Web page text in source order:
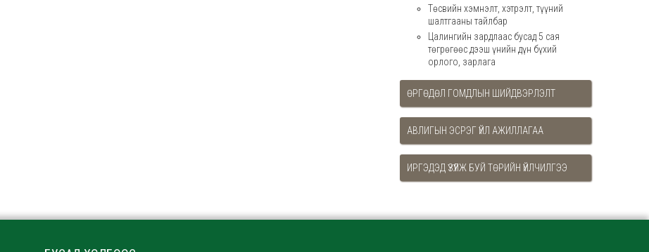
Төсвийн хэмнэлт, хэтрэлт, түүний
шалтгааны тайлбар
Цалингийн зардлаас бусад 5 сая
төгрөгөөс дээш үнийн дүн бүхий
орлого, зарлага
ӨРГӨДӨЛ ГОМДЛЫН ШИЙДВЭРЛЭЛТ
АВЛИГЫН ЭСРЭГ ҮЙЛ АЖИЛЛАГАА
ИРГЭДЭД ҮЗҮҮЛЖ БУЙ ТӨРИЙН ҮЙЛЧИЛГЭЭ